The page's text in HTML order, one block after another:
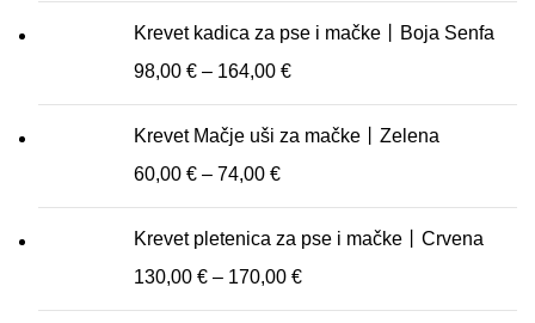
Krevet kadica za pse i mačke丨Boja Senfa
98,00 € – 164,00 €
Krevet Mačje uši za mačke丨Zelena
60,00 € – 74,00 €
Krevet pletenica za pse i mačke丨Crvena
130,00 € – 170,00 €